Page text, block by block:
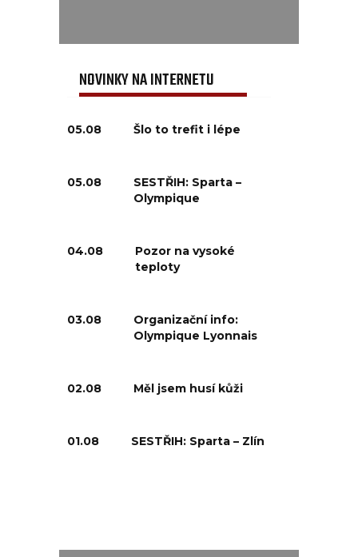
NOVINKY NA INTERNETU
05.08 Šlo to trefit i lépe
05.08
SESTŘIH: Sparta –
Olympique
04.08
Pozor na vysoké
teploty
03.08
Organizační info:
Olympique Lyonnais
02.08 Měl jsem husí kůži
01.08 SESTŘIH: Sparta – Zlín